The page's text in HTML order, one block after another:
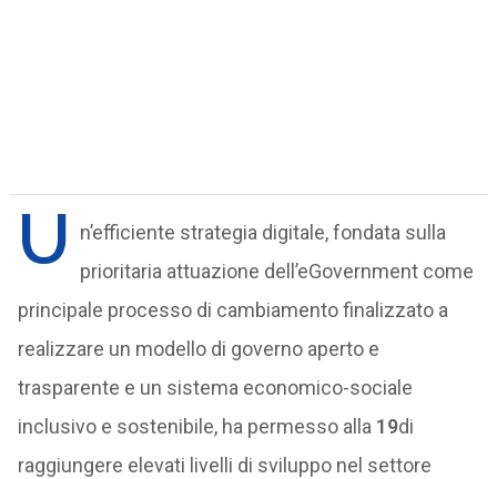
U
n’efficiente strategia digitale, fondata sulla
prioritaria attuazione dell’eGovernment come
principale processo di cambiamento finalizzato a
realizzare un modello di governo aperto e
trasparente e un sistema economico-sociale
inclusivo e sostenibile, ha permesso alla 19di
raggiungere elevati livelli di sviluppo nel settore